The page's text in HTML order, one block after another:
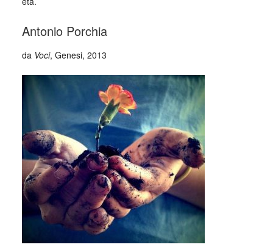
Antonio Porchia
da Voci, Genesi, 2013